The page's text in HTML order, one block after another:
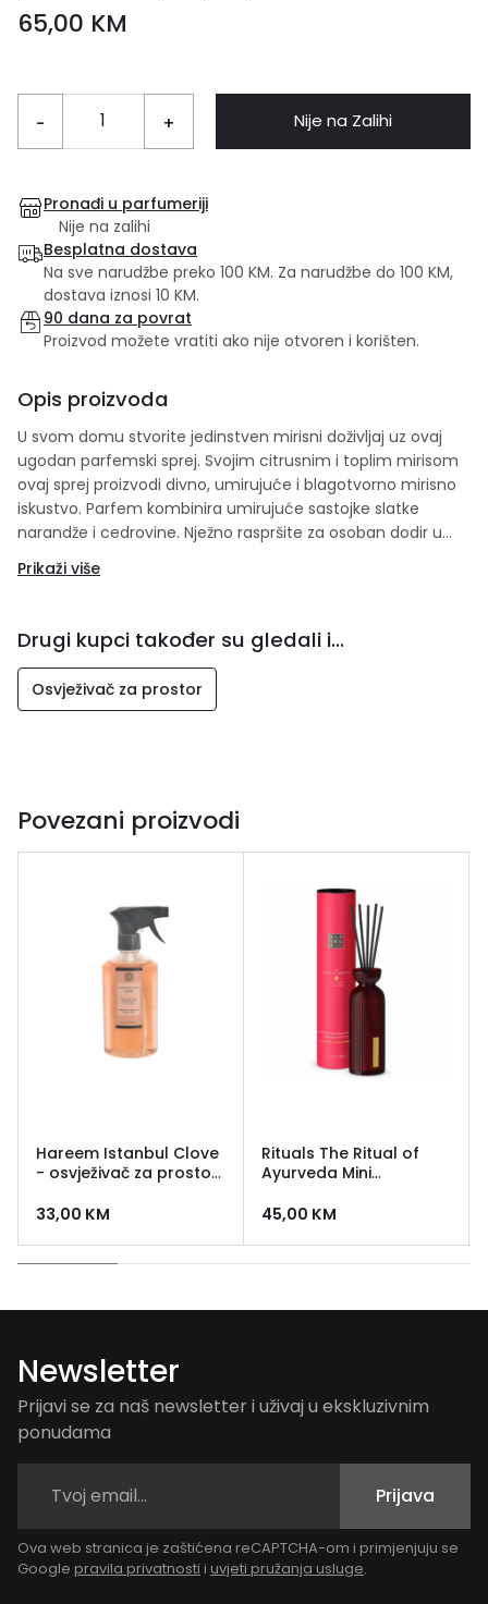
65,00 KM
- + Nije na Zalihi
Pronađi u parfumeriji
Nije na zalihi
Besplatna dostava
Na sve narudžbe preko 100 KM. Za narudžbe do 100 KM,
dostava iznosi 10 KM.
90 dana za povrat
Proizvod možete vratiti ako nije otvoren i korišten.
Opis proizvoda
U svom domu stvorite jedinstven mirisni doživljaj uz ovaj
ugodan parfemski sprej. Svojim citrusnim i toplim mirisom
ovaj sprej proizvodi divno, umirujuće i blagotvorno mirisno
iskustvo. Parfem kombinira umirujuće sastojke slatke
narandže i cedrovine. Nježno raspršite za osoban dodir u
Prikaži više
Drugi kupci također su gledali i...
Osvježivač za prostor
Povezani proizvodi
Hareem Istanbul Clove
- osvježivač za prostor
33,00 KM
Rituals The Ritual of
Ayurveda Mini
45,00 KM
Newsletter
Prijavi se za naš newsletter i uživaj u ekskluzivnim
ponudama
Prijava
Ova web stranica je zaštićena reCAPTCHA-om i primjenjuju se
Google pravila privatnosti i uvjeti pružanja usluge.